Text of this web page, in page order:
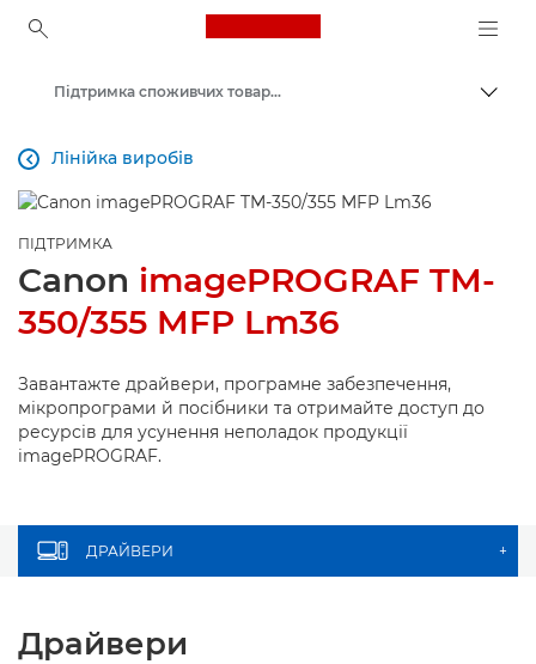
Canon Logo, back to
Підтримка споживчих товарів
Лінійка виробів

ПІДТРИМКА
Canon imagePROGRAF TM-
350/355 MFP Lm36
Завантажте драйвери, програмне забезпечення,
мікропрограми й посібники та отримайте доступ до
ресурсів для усунення неполадок продукції
imagePROGRAF.
ДРАЙВЕРИ +
Драйвери